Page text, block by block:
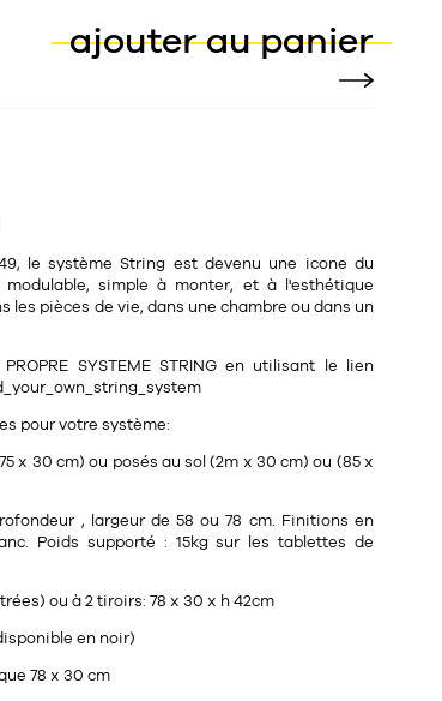
ajouter au panier
le système String est devenu une icone du
modulable, simple à monter, et à l'esthétique
les pièces de vie, dans une chambre ou dans un
PROPRE SYSTEME STRING en utilisant le lien
pour votre système:
x 30 cm) ou posés au sol (2m x 30 cm) ou (85 x
, largeur de 58 ou 78 cm. Finitions en
Poids supporté : 15kg sur les tablettes de
ou à 2 tiroirs: 78 x 30 x h 42cm
en noir)
78 x 30 cm